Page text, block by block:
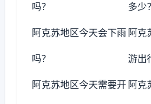
吗？ 多少？
阿克苏地区今天会下雨
吗？
阿克
游出
阿克苏地区今天需要开 阿克